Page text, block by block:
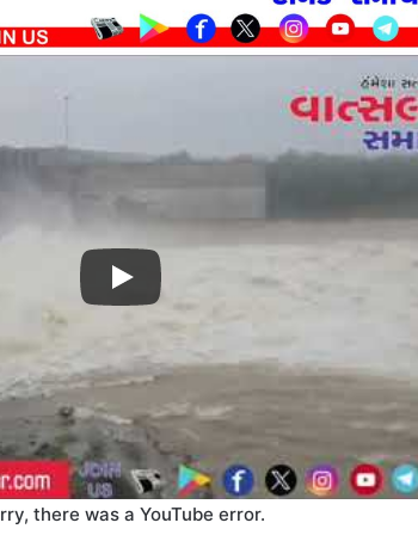
there was a YouTube error.